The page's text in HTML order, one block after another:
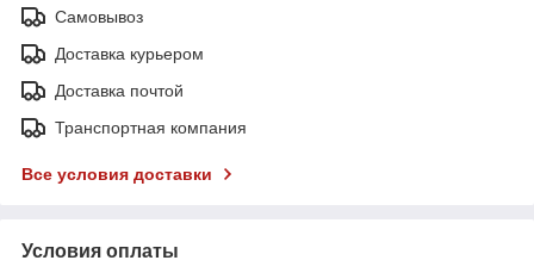
Самовывоз
Доставка курьером
Доставка почтой
Транспортная компания
Все условия доставки
Условия оплаты